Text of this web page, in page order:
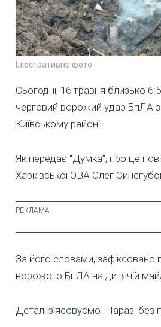
Ілюстративне фото
Сьогодні, 16 травня близько
черговий ворожий удар БпЛА
Київському районі.
Як передає "Думка”, про це
Харківської ОВА Олег
За його словами, зафіксовано
ворожого БпЛА на дитячій
Деталі зʼясовуємо. Наразі без